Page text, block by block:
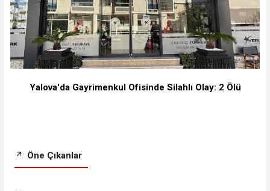
Yalova'da Gayrimenkul Ofisinde Silahlı Olay: 2 Ölü
Öne Çıkanlar